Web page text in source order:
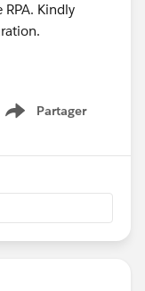
Kindly
Partager
Show menu